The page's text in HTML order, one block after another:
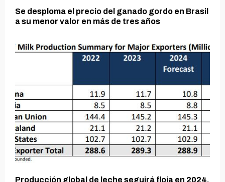
Se desploma el precio del ganado gordo en Brasil
a su menor valor en más de tres años
Producción global de leche seguirá floja en 2024,